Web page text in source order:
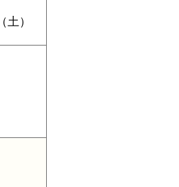
（土）